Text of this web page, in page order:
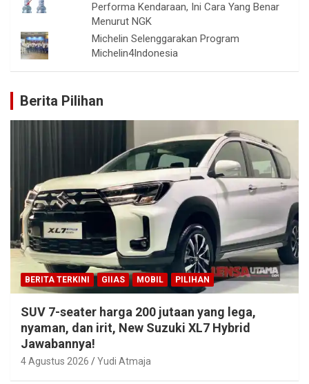
Performa Kendaraan, Ini Cara Yang Benar
Menurut NGK
Michelin Selenggarakan Program
Michelin4Indonesia
Berita Pilihan
BERITA TERKINI GIIAS MOBIL PILIHAN
SUV 7-seater harga 200 jutaan yang lega,
nyaman, dan irit, New Suzuki XL7 Hybrid
Jawabannya!
4 Agustus 2026 Yudi Atmaja